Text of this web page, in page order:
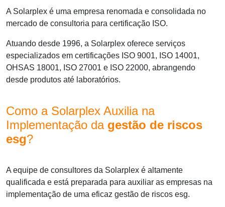
A Solarplex é uma empresa renomada e consolidada no
mercado de consultoria para certificação ISO.
Atuando desde 1996, a Solarplex oferece serviços
especializados em certificações ISO 9001, ISO 14001,
OHSAS 18001, ISO 27001 e ISO 22000, abrangendo
desde produtos até laboratórios.
Como a Solarplex Auxilia na
Implementação da gestão de riscos
esg?
A equipe de consultores da Solarplex é altamente
qualificada e está preparada para auxiliar as empresas na
implementação de uma eficaz gestão de riscos esg.